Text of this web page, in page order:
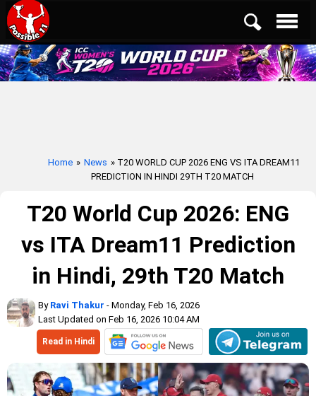
Home » News » T20 WORLD CUP 2026 ENG VS ITA DREAM11
PREDICTION IN HINDI 29TH T20 MATCH
T20 World Cup 2026: ENG
vs ITA Dream11 Prediction
in Hindi, 29th T20 Match
By Ravi Thakur - Monday, Feb 16, 2026
Last Updated on Feb 16, 2026 10:04 AM
Read in Hindi